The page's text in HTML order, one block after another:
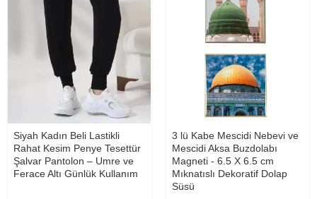
Siyah Kadın Beli Lastikli
Rahat Kesim Penye Tesettür
Şalvar Pantolon – Umre ve
Ferace Altı Günlük Kullanım
3 lü Kabe Mescidi Nebevi ve
Mescidi Aksa Buzdolabı
Magneti - 6.5 X 6.5 cm
Mıknatıslı Dekoratif Dolap
Süsü